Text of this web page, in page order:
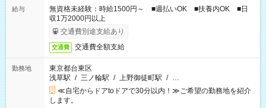
給与
無資格未経験：時給1500円～ ■週払いOK ■扶養内OK ■日
収1万2000円以上
交通費別途支給あり
交通費 交通費全額支給
勤務地
東京都台東区
浅草駅 / 三ノ輪駅 / 上野御徒町駅 / …
≪自宅からドアtoドアで30分以内！≫ご希望の勤務地を紹介
します。